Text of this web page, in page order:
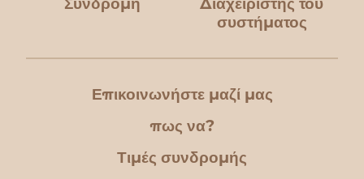
συστήματος
Επικοινωνήστε μαζί μας
πως να?
Τιμές συνδρομής